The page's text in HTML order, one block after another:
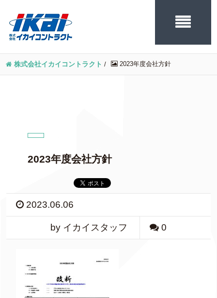
株式会社イカイコントラクト / 2023年度会社方針
2023年度会社方針
2023.06.06
by イカイスタッフ 0